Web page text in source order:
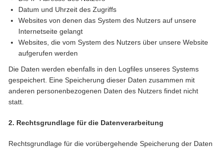
Datum und Uhrzeit des Zugriffs
Websites von denen das System des Nutzers auf unsere
Internetseite gelangt
Websites, die vom System des Nutzers über unsere Website
aufgerufen werden
Die Daten werden ebenfalls in den Logfiles unseres Systems
gespeichert. Eine Speicherung dieser Daten zusammen mit
anderen personenbezogenen Daten des Nutzers findet nicht
statt.
2. Rechtsgrundlage für die Datenverarbeitung
Rechtsgrundlage für die vorübergehende Speicherung der Daten